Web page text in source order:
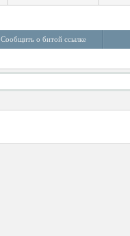
Сообщить о битой ссылке